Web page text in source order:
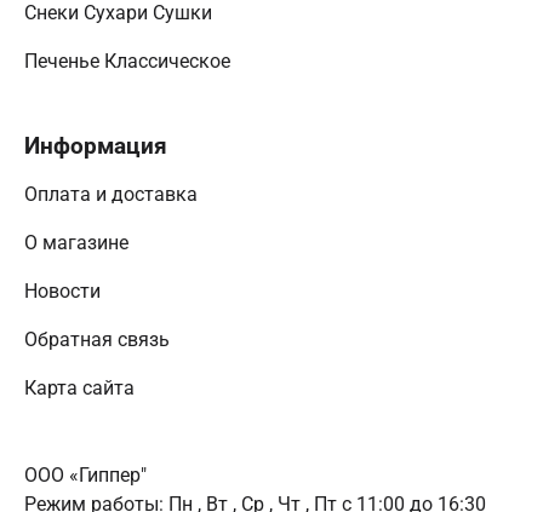
Снеки Сухари Сушки
Печенье Классическое
Информация
Оплата и доставка
О магазине
Новости
Обратная связь
Карта сайта
ООО «Гиппер"
Режим работы: Пн , Вт , Ср , Чт , Пт c 11:00 до 16:30